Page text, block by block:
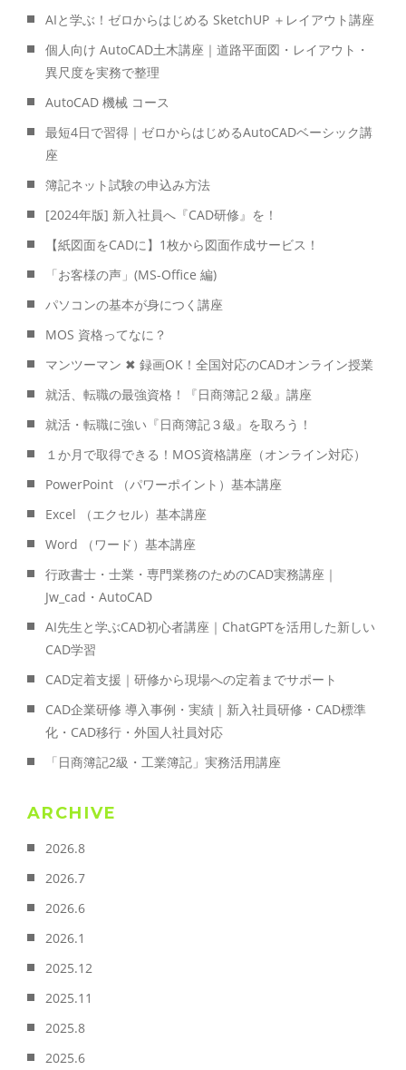
AIと学ぶ！ゼロからはじめる SketchUP ＋レイアウト講座
個人向け AutoCAD土木講座｜道路平面図・レイアウト・
異尺度を実務で整理
AutoCAD 機械 コース
最短4日で習得｜ゼロからはじめるAutoCADベーシック講
座
簿記ネット試験の申込み方法
[2024年版] 新入社員へ『CAD研修』を！
【紙図面をCADに】1枚から図面作成サービス！
「お客様の声」(MS-Office 編)
パソコンの基本が身につく講座
MOS 資格ってなに？
マンツーマン ✖ 録画OK！全国対応のCADオンライン授業
就活、転職の最強資格！『日商簿記２級』講座
就活・転職に強い『日商簿記３級』を取ろう！
１か月で取得できる！MOS資格講座（オンライン対応）
PowerPoint （パワーポイント）基本講座
Excel （エクセル）基本講座
Word （ワード）基本講座
行政書士・士業・専門業務のためのCAD実務講座｜
Jw_cad・AutoCAD
AI先生と学ぶCAD初心者講座｜ChatGPTを活用した新しい
CAD学習
CAD定着支援｜研修から現場への定着までサポート
CAD企業研修 導入事例・実績｜新入社員研修・CAD標準
化・CAD移行・外国人社員対応
「日商簿記2級・工業簿記」実務活用講座
ARCHIVE
2026.8
2026.7
2026.6
2026.1
2025.12
2025.11
2025.8
2025.6